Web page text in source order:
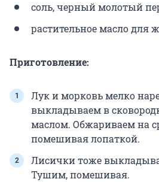
соль, черный молотый
растительное масло для
Приготовление:
Лук и морковь мелко
выкладываем в
маслом. Обжариваем на
помешивая лопаткой.
Лисички тоже
Тушим, помешивая.